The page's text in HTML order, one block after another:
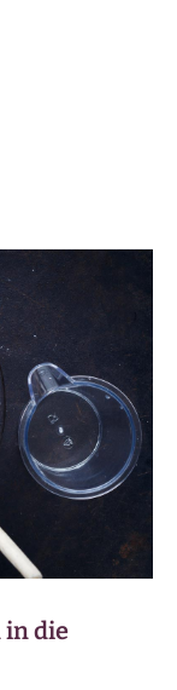
in die